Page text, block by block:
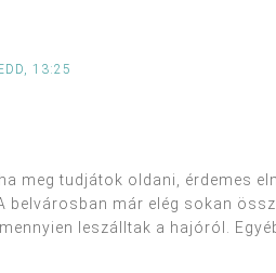
13:25
meg tudjátok oldani, érdemes
már elég sokan
leszálltak a hajóról.